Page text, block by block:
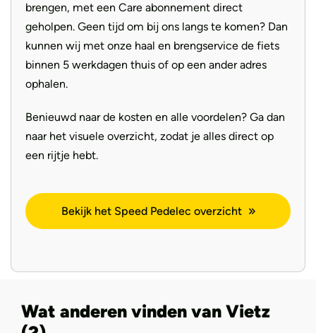
brengen, met een Care abonnement direct
geholpen. Geen tijd om bij ons langs te komen? Dan
kunnen wij met onze haal en brengservice de fiets
binnen 5 werkdagen thuis of op een ander adres
ophalen.
Benieuwd naar de kosten en alle voordelen? Ga dan
naar het visuele overzicht, zodat je alles direct op
een rijtje hebt.
Bekijk het Speed Pedelec overzicht
Wat anderen vinden van Vietz